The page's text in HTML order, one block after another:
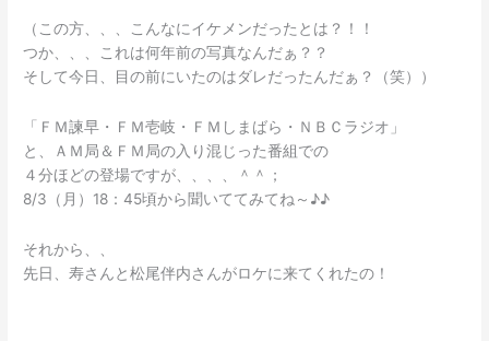
（この方、、、こんなにイケメンだったとは？！！
つか、、、これは何年前の写真なんだぁ？？
そして今日、目の前にいたのはダレだったんだぁ？（笑））
「ＦＭ諫早・ＦＭ壱岐・ＦＭしまばら・ＮＢＣラジオ」
と、ＡＭ局＆ＦＭ局の入り混じった番組での
４分ほどの登場ですが、、、、＾＾；
8/3（月）18：45頃から聞いててみてね～♪♪
それから、、
先日、寿さんと松尾伴内さんがロケに来てくれたの！